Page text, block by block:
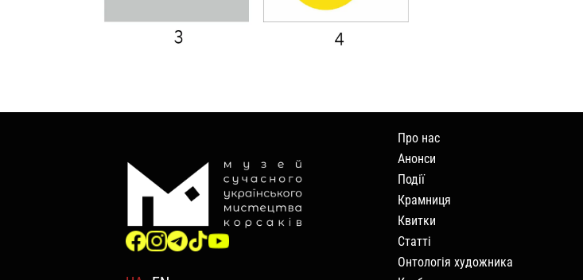
Про нас
Анонси
Події
Крамниця
Квитки
Статті
Онтологія художника